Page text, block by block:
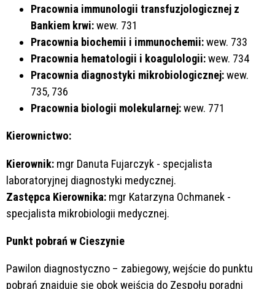
Pracownia immunologii transfuzjologicznej z
Bankiem krwi:wew. 731
Pracownia biochemii i immunochemii:wew. 733
Pracownia hematologii i koagulologii:wew. 734
Pracownia diagnostyki mikrobiologicznej:wew.
735, 736
Pracownia biologii molekularnej:wew. 771
Kierownictwo:
Kierownik: mgr Danuta Fujarczyk - specjalista
laboratoryjnej diagnostyki medycznej.
Zastępca Kierownika: mgr Katarzyna Ochmanek -
specjalista mikrobiologii medycznej.
Punkt pobrań w Cieszynie
Pawilon diagnostyczno – zabiegowy, wejście do punktu
pobrań znajduje się obok wejścia do Zespołu poradni